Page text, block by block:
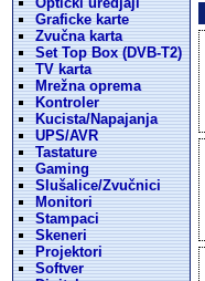
Graficke karte
Zvučna karta
Set Top Box (DVB-T2)
TV karta
Mrežna oprema
Kontroler
Kucista/Napajanja
UPS/AVR
Tastature
Gaming
Slušalice/Zvučnici
Monitori
Stampaci
Skeneri
Projektori
Softver